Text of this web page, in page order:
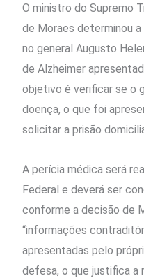
O ministro do Supremo
de Moraes determinou
no general Augusto
de Alzheimer
objetivo é verificar se o
doença, o que foi
solicitar a prisão
A perícia médica será
Federal e deverá ser
conforme a decisão de
“informações
apresentadas pelo
defesa, o que justifica a